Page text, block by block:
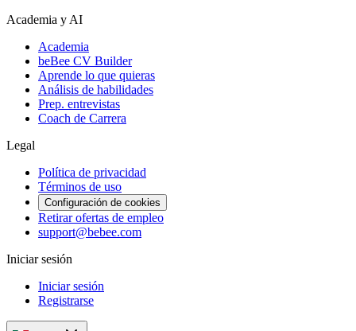
Academia y AI
Academia
beBee CV Builder
Aprende lo que quieras
Análisis de habilidades
Prep. entrevistas
Coach de Carrera
Legal
Política de privacidad
Términos de uso
Configuración de cookies
Retirar ofertas de empleo
support@bebee.com
Iniciar sesión
Iniciar sesión
Registrarse